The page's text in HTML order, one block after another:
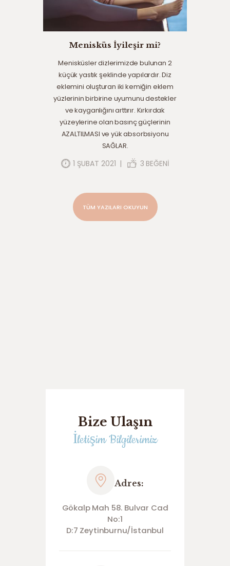
Menisküs İyileşir mi?
Menisküsler dizlerimizde bulunan 2
küçük yastık şeklinde yapılardır. Diz
eklemini oluşturan iki kemiğin eklem
yüzlerinin birbirine uyumunu destekler
ve kayganlığını arttırır. Kırkırdak
yüzeylerine olan basınç güçlerinin
AZALTILMASI ve yük absorbsiyonu
SAĞLAR.
1 ŞUBAT 2021 3 BEĞENI
TÜM YAZILARI OKUYUN
Bize Ulaşın
İletişim Bilgilerimiz
Adres:
Gökalp Mah 58. Bulvar Cad
No:1
D:7 Zeytinburnu/İstanbul